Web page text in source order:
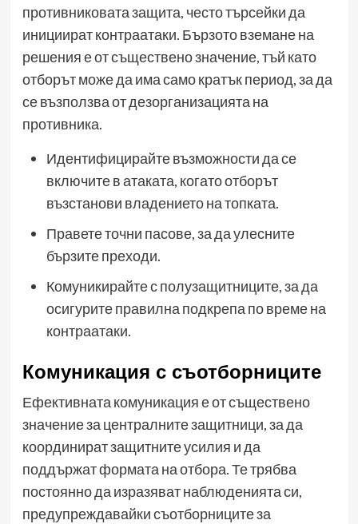
противниковата защита, често търсейки да
инициират контраатаки. Бързото вземане на
решения е от съществено значение, тъй като
отборът може да има само кратък период, за да
се възползва от дезорганизацията на
противника.
Идентифицирайте възможности да се
включите в атаката, когато отборът
възстанови владението на топката.
Правете точни пасове, за да улесните
бързите преходи.
Комуникирайте с полузащитниците, за да
осигурите правилна подкрепа по време на
контраатаки.
Комуникация с съотборниците
Ефективната комуникация е от съществено
значение за централните защитници, за да
координират защитните усилия и да
поддържат формата на отбора. Те трябва
постоянно да изразяват наблюденията си,
предупреждавайки съотборниците за